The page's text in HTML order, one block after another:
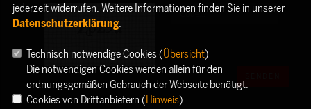
jederzeit widerrufen. Weitere Informationen finden Sie in unserer
Datenschutzerklärung.
Technisch notwendige Cookies (Übersicht)
Die notwendigen Cookies werden allein für den
ordnungsgemäßen Gebrauch der Webseite benötigt.
Cookies von Drittanbietern (Hinweis)